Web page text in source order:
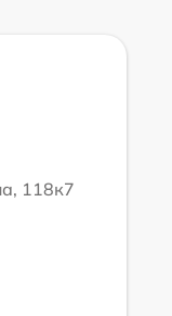
118к7